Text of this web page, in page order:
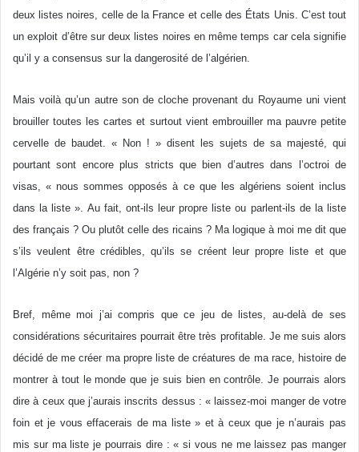
deux listes noires, celle de la France et celle des États Unis. C’est tout
un exploit d’être sur deux listes noires en même temps car cela signifie
qu’il y a consensus sur la dangerosité de l’algérien.
Mais voilà qu’un autre son de cloche provenant du Royaume uni vient
brouiller toutes les cartes et surtout vient embrouiller ma pauvre petite
cervelle de baudet. « Non ! » disent les sujets de sa majesté, qui
pourtant sont encore plus stricts que bien d’autres dans l’octroi de
visas, « nous sommes opposés à ce que les algériens soient inclus
dans la liste ». Au fait, ont-ils leur propre liste ou parlent-ils de la liste
des français ? Ou plutôt celle des ricains ? Ma logique à moi me dit que
s’ils veulent être crédibles, qu’ils se créent leur propre liste et que
l’Algérie n’y soit pas, non ?
Bref, même moi j’ai compris que ce jeu de listes, au-delà de ses
considérations sécuritaires pourrait être très profitable. Je me suis alors
décidé de me créer ma propre liste de créatures de ma race, histoire de
montrer à tout le monde que je suis bien en contrôle. Je pourrais alors
dire à ceux que j’aurais inscrits dessus : « laissez-moi manger de votre
foin et je vous effacerais de ma liste » et à ceux que je n’aurais pas
mis sur ma liste je pourrais dire : « si vous ne me laissez pas manger